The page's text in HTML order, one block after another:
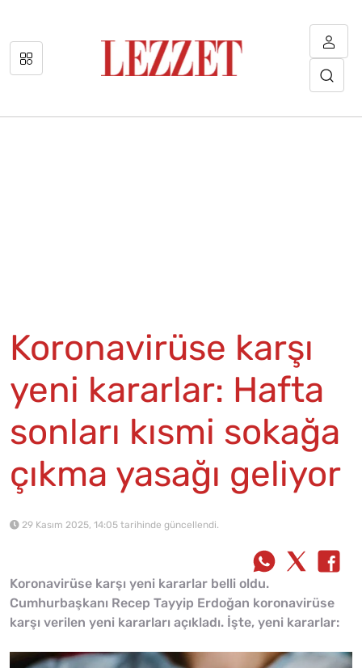
Koronavirüse karşı
yeni kararlar: Hafta
sonları kısmi sokağa
çıkma yasağı geliyor
29 Kasım 2025, 14:05 tarihinde güncellendi.
Koronavirüse karşı yeni kararlar belli oldu.
Cumhurbaşkanı Recep Tayyip Erdoğan koronavirüse
karşı verilen yeni kararları açıkladı. İşte, yeni kararlar: